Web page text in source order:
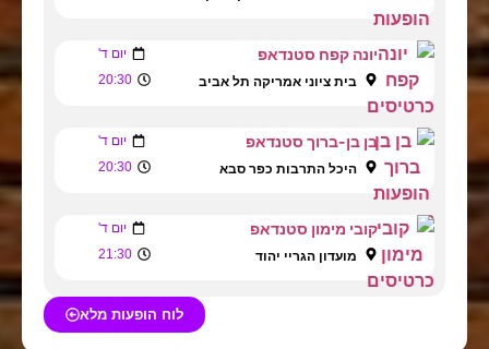
יונה קפח סטנדאפ יום ד'
בית ציוני אמריקה תל אביב 20:30
בן בן-ברוך סטנדאפ יום ד'
היכל התרבות כפר סבא 20:30
קובי מימון סטנדאפ יום ד'
מועדון הגריי יהוד 21:30
לוח הופעות מלא